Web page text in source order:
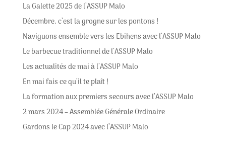
La Galette 2025 de l’ASSUP Malo
Décembre, c’est la grogne sur les pontons !
Naviguons ensemble vers les Ebihens avec l’ASSUP Malo
Le barbecue traditionnel de l’ASSUP Malo
Les actualités de mai à l’ASSUP Malo
En mai fais ce qu’il te plaît !
La formation aux premiers secours avec l’ASSUP Malo
2 mars 2024 – Assemblée Générale Ordinaire
Gardons le Cap 2024 avec l’ASSUP Malo